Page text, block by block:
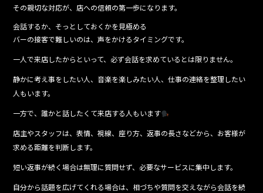
その親切な対応が、店への信頼の第一歩になります。
会話するか、そっとしておくかを見極める
バーの接客で難しいのは、声をかけるタイミングです。
一人で来店したからといって、必ず会話を求めているとは限りません。
静かに考え事をしたい人、音楽を楽しみたい人、仕事の連絡を整理したい
人もいます。
一方で、誰かと話したくて来店する人もいます
店主やスタッフは、表情、視線、座り方、返事の長さなどから、お客様が
求める距離を判断します。
短い返事が続く場合は無理に質問せず、必要なサービスに集中します。
自分から話題を広げてくれる場合は、相づちや質問を交えながら会話を続